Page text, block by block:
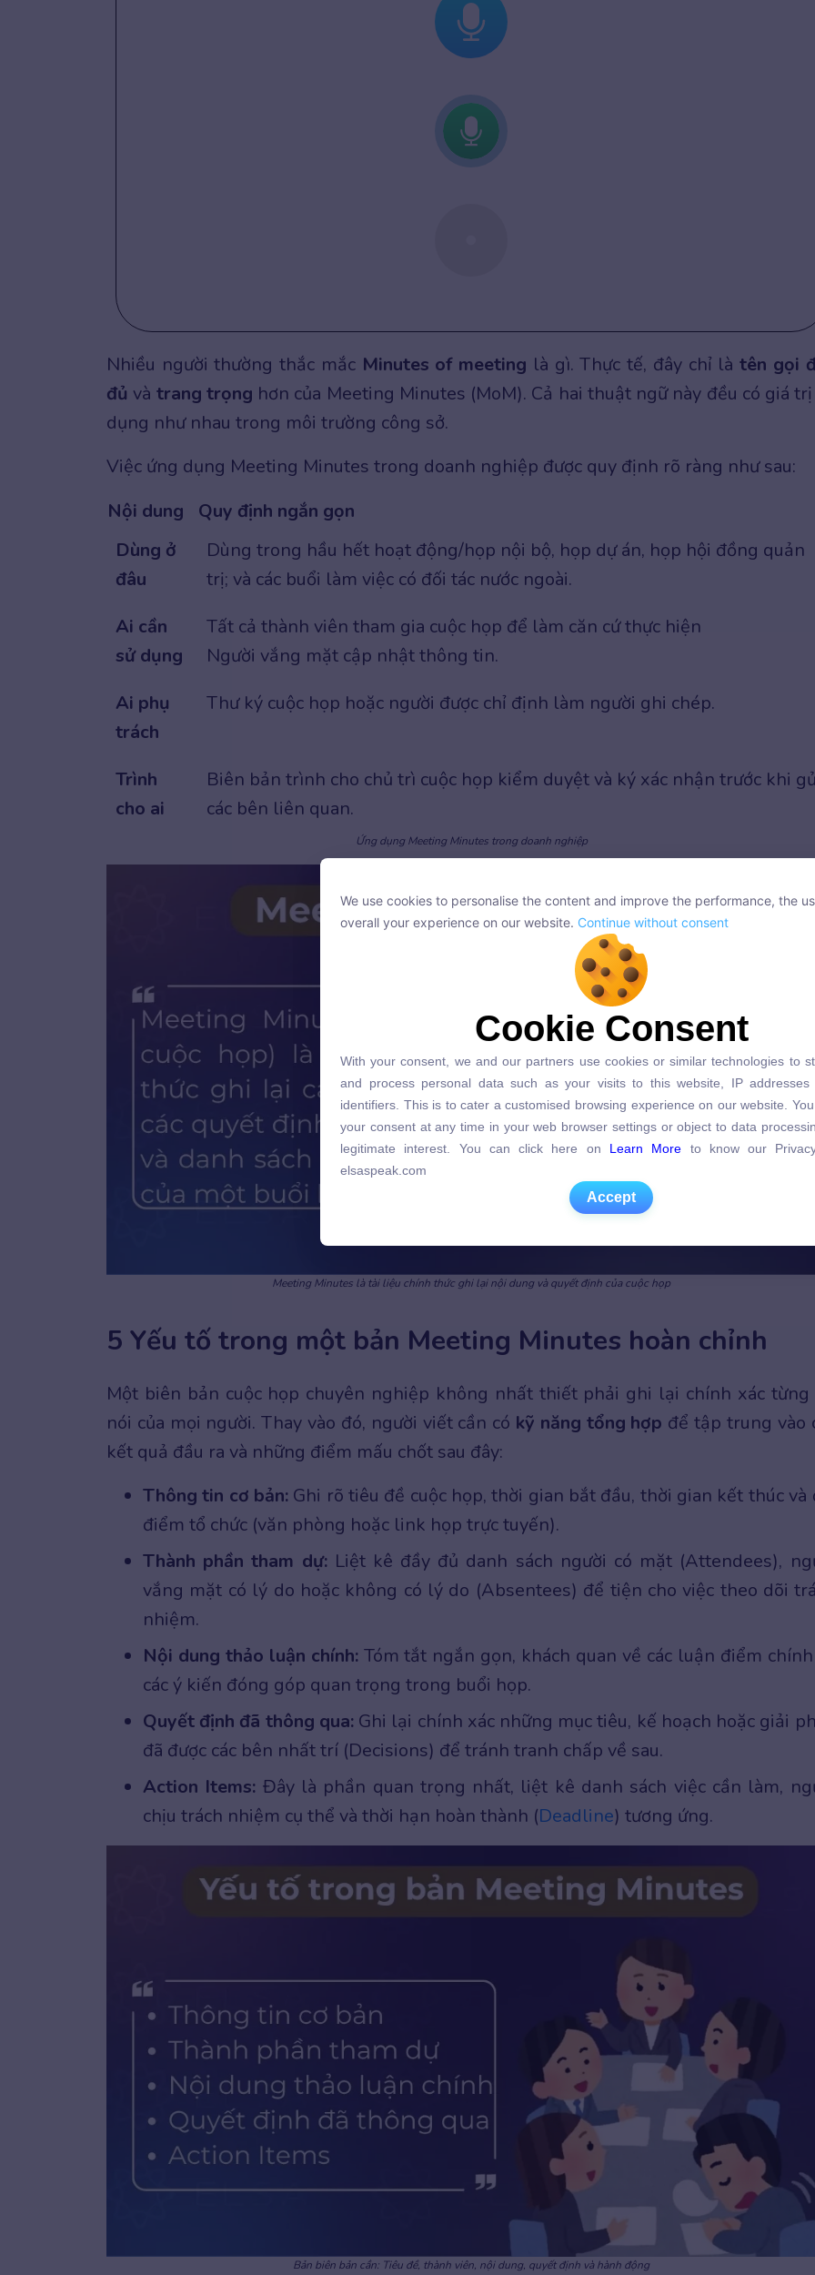
Nhiều người thường thắc mắc Minutes of meeting là gì. Thực tế, đây chỉ làtên gọi
đủ và trang trọng hơn của Meeting Minutes (MoM). Cả hai thuật ngữ này đều có giá
dụng như nhau trong môi trường công sở.
Việc ứng dụng Meeting Minutes trong doanh nghiệp được quy định rõ ràng như sau:
Nội dung
Quy định ngắn gọn
Dùng ở
đâu
Dùng trong hầu hết hoạt động/họp nội bộ, họp dự án, họp hội đồng quản
trị; và các buổi làm việc có đối tác nước ngoài.
Ai cần
sử dụng
Tất cả thành viên tham gia cuộc họp để làm căn cứ thực hiện
Người vắng mặt cập nhật thông tin.
Ai phụ
trách
Thư ký cuộc họp hoặc người được chỉ định làm người ghi chép.
Trình
cho ai
Biên bản trình cho chủ trì cuộc họp kiểm duyệt và ký xác nhận trước khi
các bên liên quan.
Ứng dụng Meeting Minutes trong doanh nghiệp
Meeting Minutes là tài liệu chính thức ghi lại nội dung và quyết định của cuộc họp
5 Yếu tố trong một bản Meeting Minutes hoàn chỉnh
Một biên bản cuộc họp chuyên nghiệp không nhất thiết phải ghi lại chính xác từng
nói của mọi người. Thay vào đó, người viết cần có kỹ năng tổng hợp để tập trung vào
kết quả đầu ra và những điểm mấu chốt sau đây:
Thông tin cơ bản: Ghi rõ tiêu đề cuộc họp, thời gian bắt đầu, thời gian kết thúc và
điểm tổ chức (văn phòng hoặc link họp trực tuyến).
Thành phần tham dự:Liệt kê đầy đủ danh sách người có mặt (Attendees),
vắng mặt có lý do hoặc không có lý do (Absentees) để tiện cho việc theo dõi
nhiệm.
Nội dung thảo luận chính:Tóm tắt ngắn gọn, khách quan về các luận điểm
các ý kiến đóng góp quan trọng trong buổi họp.
Quyết định đã thông qua:Ghi lại chính xác những mục tiêu, kế hoạch hoặc giải
đã được các bên nhất trí (Decisions) để tránh tranh chấp về sau.
Action Items: Đây là phần quan trọng nhất, liệt kê danh sách việc cần làm,
chịu trách nhiệm cụ thể và thời hạn hoàn thành (Deadline) tương ứng.
Bản biên bản cần: Tiêu đề, thành viên, nội dung, quyết định và hành động
We use cookies to personalise the content and improve the performance, the
overall your experience on our website.
Continue without consent
Cookie Consent
and process personal data such as your visits to this website, IP addresses
identifiers. This is to cater a customised browsing experience on our website. You
your consent at any time in your web browser settings or object to data
legitimate interest. You can click here on
Learn More
to know our
elsaspeak.com
Accept
We use cookies to personalise the content and improve the performance, the
overall your experience on our website. Continue without consent
Cookie Consent
With your consent, we and our partners use cookies or similar technologies to
and process personal data such as your visits to this website, IP addresses
identifiers. This is to cater a customised browsing experience on our website.
your consent at any time in your web browser settings or object to data
legitimate interest. You can click here on Learn More to know our
elsaspeak.com
Accept